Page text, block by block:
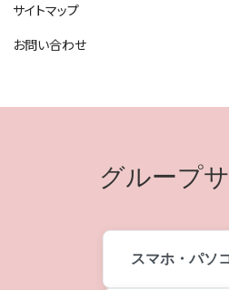
サイトマップ
お問い合わせ
グループ
スマホ・パソ